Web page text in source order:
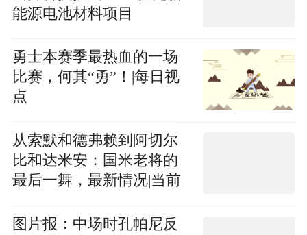
能源电池材料项目
勇士本赛季最热血的一场
比赛，何其“勇”！|每日视
点
从索默和德弗赖到阿切尔
比和达米安：国米老将的
最后一舞，最新情况|当前
图片报：中场时孔帕尼反